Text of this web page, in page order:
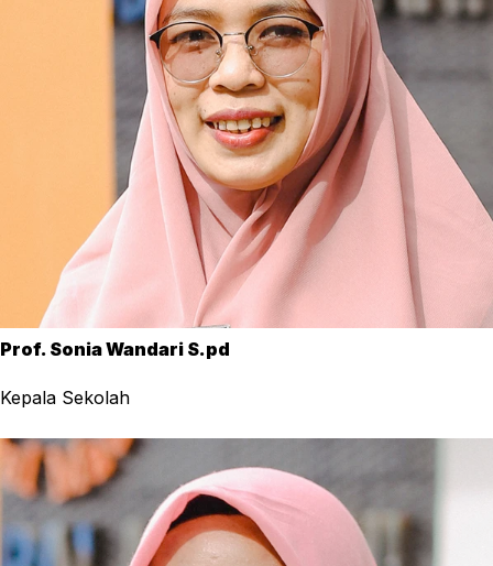
Prof. Sonia Wandari S.pd
Kepala Sekolah